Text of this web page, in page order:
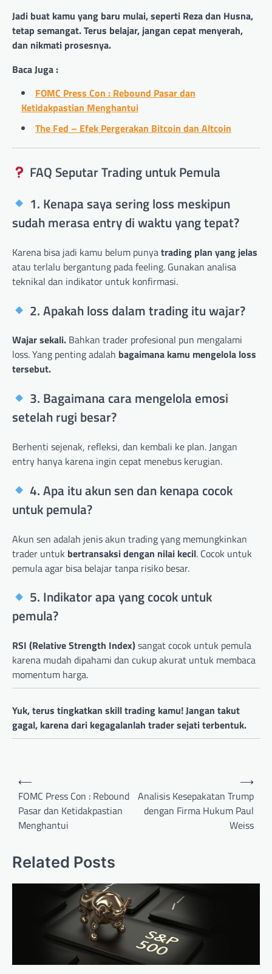
Jadi buat kamu yang baru mulai, seperti Reza dan Husna,
tetap semangat. Terus belajar, jangan cepat menyerah,
dan nikmati prosesnya.
Baca Juga :
FOMC Press Con : Rebound Pasar dan
Ketidakpastian Menghantui
The Fed – Efek Pergerakan Bitcoin dan Altcoin
FAQ Seputar Trading untuk Pemula
1. Kenapa saya sering loss meskipun
sudah merasa entry di waktu yang tepat?
Karena bisa jadi kamu belum punyatrading plan yang jelas
atau terlalu bergantung pada feeling. Gunakan analisa
teknikal dan indikator untuk konfirmasi.
2. Apakah loss dalam trading itu wajar?
Wajar sekali. Bahkan trader profesional pun mengalami
loss. Yang penting adalah bagaimana kamu mengelola loss
tersebut.
3. Bagaimana cara mengelola emosi
setelah rugi besar?
Berhenti sejenak, refleksi, dan kembali ke plan. Jangan
entry hanya karena ingin cepat menebus kerugian.
4. Apa itu akun sen dan kenapa cocok
untuk pemula?
Akun sen adalah jenis akun trading yang memungkinkan
trader untuk bertransaksi dengan nilai kecil. Cocok untuk
pemula agar bisa belajar tanpa risiko besar.
5. Indikator apa yang cocok untuk
pemula?
RSI (Relative Strength Index)sangat cocok untuk pemula
karena mudah dipahami dan cukup akurat untuk membaca
momentum harga.
Yuk, terus tingkatkan skill trading kamu! Jangan takut
gagal, karena dari kegagalanlah trader sejati terbentuk.
Post
navigation
⟵
FOMC Press Con : Rebound
Pasar dan Ketidakpastian
Menghantui
Analisis Kesepakatan Trump
dengan Firma Hukum Paul
Weiss
⟶
Related Posts